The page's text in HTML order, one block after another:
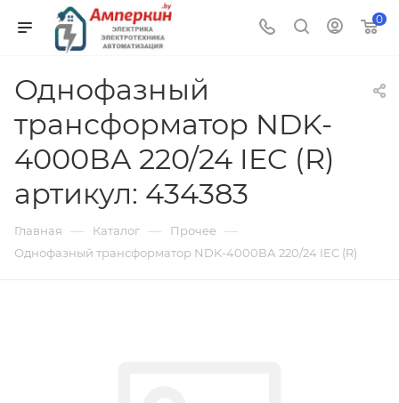
0
Однофазный
трансформатор NDK-
4000ВА 220/24 IEC (R)
артикул: 434383
Главная — Каталог — Прочее —
Однофазный трансформатор NDK-4000ВА 220/24 IEC (R)